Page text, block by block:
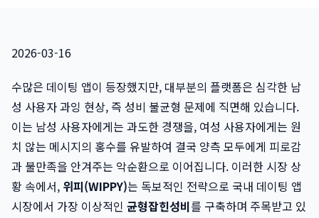
2026-03-16
수많은 데이팅 앱이 등장했지만, 대부분의 플랫폼은 심각한 남
성 사용자 과잉 현상, 즉 성비 불균형 문제에 직면해 있습니다.
이는 남성 사용자에게는 과도한 경쟁을, 여성 사용자에게는 원
치 않는 메시지의 홍수를 유발하여 결국 양측 모두에게 피로감
과 불만족을 안겨주는 악순환으로 이어집니다. 이러한 시장 상
황 속에서, 위피(WIPPY)는 독보적인 전략으로 국내 데이팅 앱
시장에서 가장 이상적인 균형잡힌성비를 구축하며 주목받고 있